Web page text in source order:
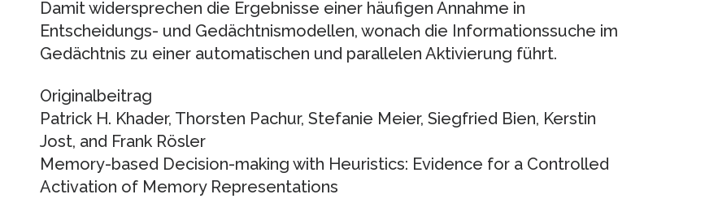
Damit widersprechen die Ergebnisse einer häufigen Annahme in
Entscheidungs- und Gedächtnismodellen, wonach die Informationssuche im
Gedächtnis zu einer automatischen und parallelen Aktivierung führt.
Originalbeitrag
Patrick H. Khader, Thorsten Pachur, Stefanie Meier, Siegfried Bien, Kerstin
Jost, and Frank Rösler
Memory-based Decision-making with Heuristics: Evidence for a Controlled
Activation of Memory Representations